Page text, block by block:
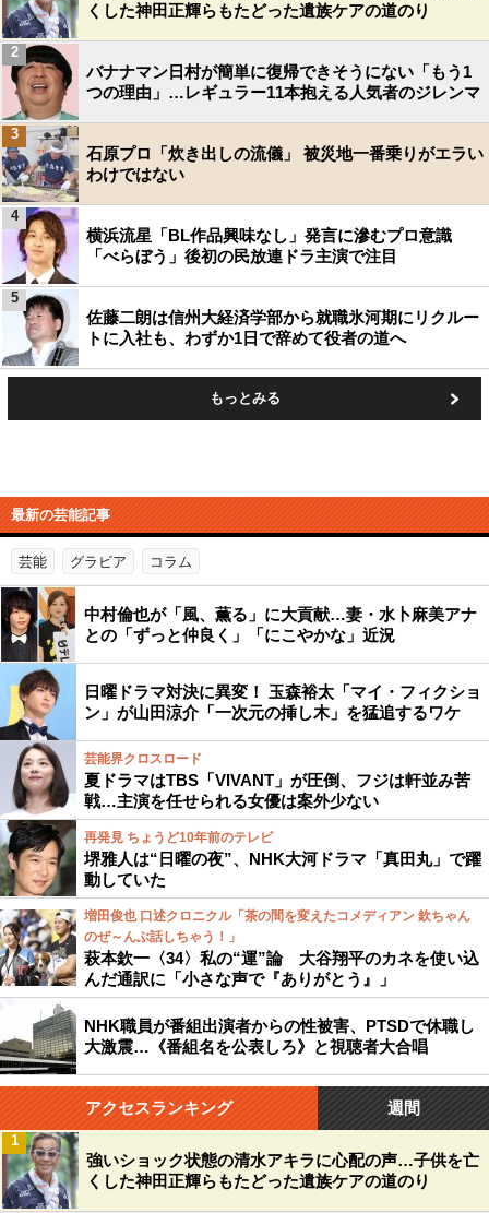
くした神田正輝らもたどった遺族ケアの道のり
バナナマン日村が簡単に復帰できそうにない「もう1
つの理由」…レギュラー11本抱える人気者のジレンマ
2
石原プロ「炊き出しの流儀」 被災地一番乗りがエラい
わけではない
3
横浜流星「BL作品興味なし」発言に滲むプロ意識
「べらぼう」後初の民放連ドラ主演で注目
4
佐藤二朗は信州大経済学部から就職氷河期にリクルー
トに入社も、わずか1日で辞めて役者の道へ
5
もっとみる
最新の芸能記事
芸能 グラビア コラム
中村倫也が「風、薫る」に大貢献…妻・水卜麻美アナ
との「ずっと仲良く」「にこやかな」近況
日曜ドラマ対決に異変！ 玉森裕太「マイ・フィクショ
ン」が山田涼介「一次元の挿し木」を猛追するワケ
芸能界クロスロード
夏ドラマはTBS「VIVANT」が圧倒、フジは軒並み苦
戦…主演を任せられる女優は案外少ない
再発見 ちょうど10年前のテレビ
堺雅人は“日曜の夜”、NHK大河ドラマ「真田丸」で躍
動していた
増田俊也 口述クロニクル「茶の間を変えたコメディアン 欽ちゃん
のぜ～んぶ話しちゃう！」
萩本欽一〈34〉私の“運”論 大谷翔平のカネを使い込
んだ通訳に「小さな声で『ありがとう』」
NHK職員が番組出演者からの性被害、PTSDで休職し
大激震…《番組名を公表しろ》と視聴者大合唱
アクセスランキング 週間
強いショック状態の清水アキラに心配の声…子供を亡
くした神田正輝らもたどった遺族ケアの道のり
1